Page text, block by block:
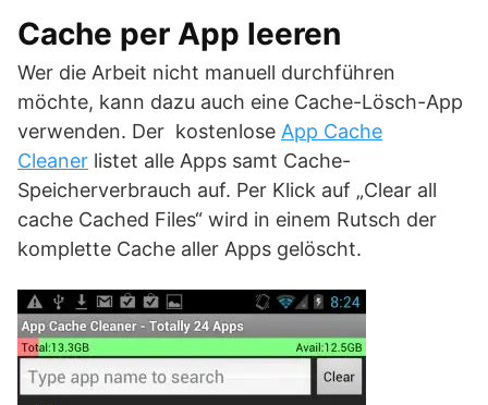
Cache per App leeren
Wer die Arbeit nicht manuell durchführen
möchte, kann dazu auch eine Cache-Lösch-App
verwenden. Der kostenlose App Cache
Cleaner listet alle Apps samt Cache-
Speicherverbrauch auf. Per Klick auf „Clear all
cache Cached Files“ wird in einem Rutsch der
komplette Cache aller Apps gelöscht.